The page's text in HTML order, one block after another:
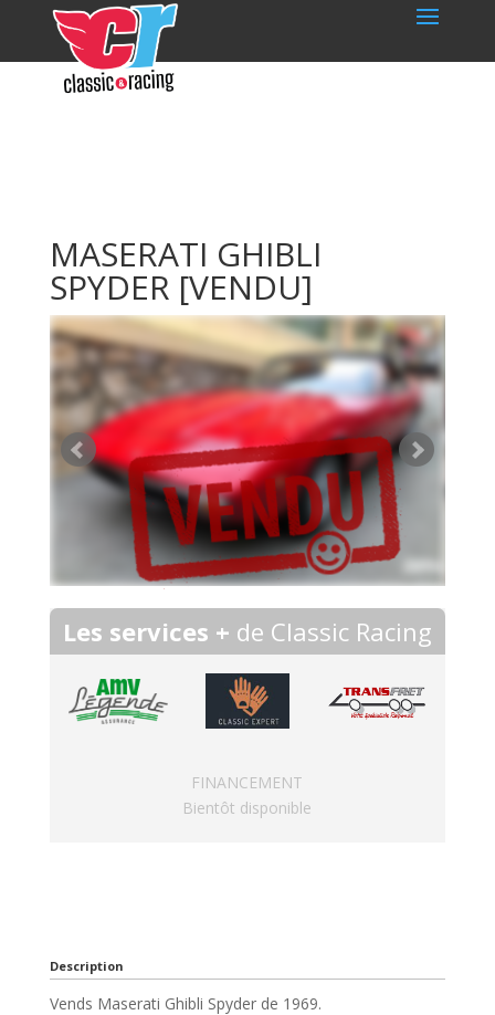
MASERATI GHIBLI
SPYDER [VENDU]
Les services + de Classic Racing
FINANCEMENT
Bientôt disponible
Description
Vends Maserati Ghibli Spyder de 1969.